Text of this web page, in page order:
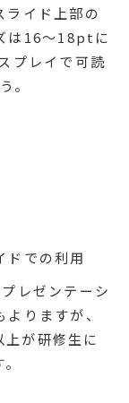
ライド上部の
は16〜18ptに
プレイで可読
。
での利用
レゼンテーシ
りますが、
が研修生に